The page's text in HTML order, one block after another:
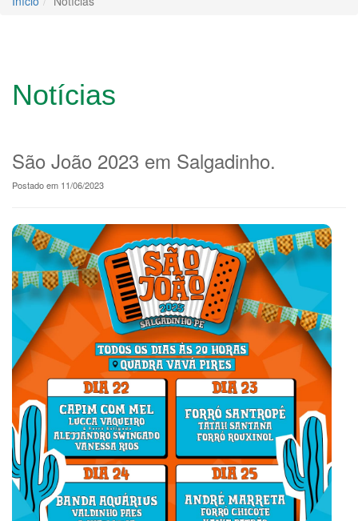
Notícias
São João 2023 em Salgadinho.
Postado em 11/06/2023